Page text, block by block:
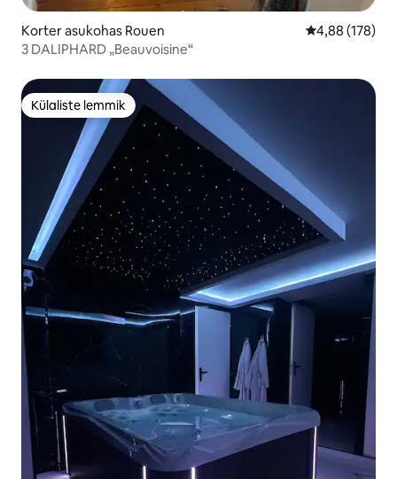
Korter asukohas Rouen Keskmine
4,88 (178)
3 DALIPHARD „Beauvoisine“
Külaliste lemmik
Külaliste lemmik